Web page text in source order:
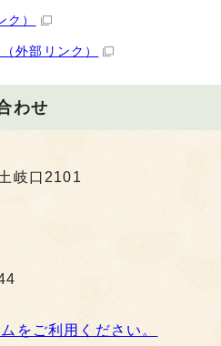
ク）
（外部リンク）
わせ
岐口2101
をご利用ください。